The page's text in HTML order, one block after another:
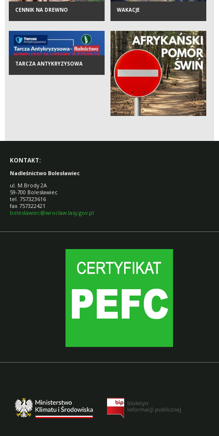
CENNIK NA DREWNO WAKACJE
TARCZA ANTYKRYZYSOWA
KONTAKT:
Nadleśnictwo Bolesławiec
ul. M.Brody 2A
59-700 Bolesławiec
tel. 757323616
fax 757322421
boleslawiec@wroclaw.lasy.gov.pl